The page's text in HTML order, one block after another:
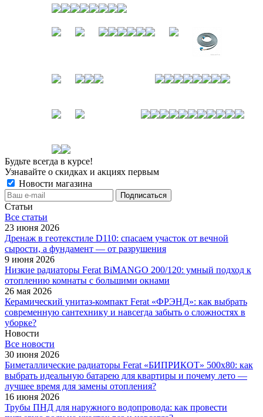
Будьте всегда в курсе!
Узнавайте о скидках и акциях первым
Новости магазина
Статьи
Все cтатьи
23 июня 2026
Дренаж в геотекстиле D110: спасаем участок от вечной
сырости, а фундамент — от разрушения
9 июня 2026
Низкие радиаторы Ferat BiMANGO 200/120: умный подход к
отоплению комнаты с большими окнами
26 мая 2026
Керамический унитаз-компакт Ferat «ФРЭНД»: как выбрать
современную сантехнику и навсегда забыть о сложностях в
уборке?
Новости
Все новости
30 июня 2026
Биметаллические радиаторы Ferat «БИПРИКОТ» 500x80: как
выбрать идеальную батарею для квартиры и почему лето —
лучшее время для замены отопления?
16 июня 2026
Трубы ПНД для наружного водопровода: как провести